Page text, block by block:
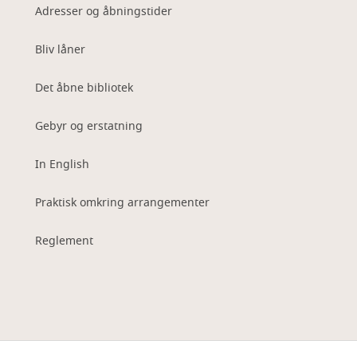
Adresser og åbningstider
Bliv låner
Det åbne bibliotek
Gebyr og erstatning
In English
Praktisk omkring arrangementer
Reglement